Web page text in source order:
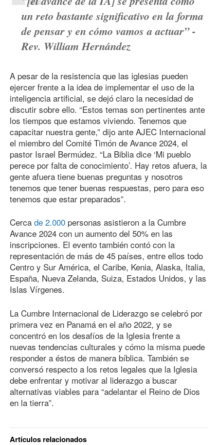
un reto bastante significativo en la forma
de pensar y en cómo vamos a actuar” -
Rev. William Hernández
A pesar de la resistencia que las iglesias pueden
ejercer frente a la idea de implementar el uso de la
inteligencia artificial, se dejó claro la necesidad de
discutir sobre ello. “Estos temas son pertinentes ante
los tiempos que estamos viviendo. Tenemos que
capacitar nuestra gente,” dijo ante AJEC Internacional
el miembro del Comité Timón de Avance 2024, el
pastor Israel Bermúdez. “La Biblia dice ‘Mi pueblo
perece por falta de conocimiento’. Hay retos afuera, la
gente afuera tiene buenas preguntas y nosotros
tenemos que tener buenas respuestas, pero para eso
tenemos que estar preparados”.
Cerca de 2.000 personas asistieron a la Cumbre
Avance 2024 con un aumento del 50% en las
inscripciones. El evento también contó con la
representación de más de 45 países, entre ellos todo
Centro y Sur América, el Caribe, Kenia, Alaska, Italia,
España, Nueva Zelanda, Suiza, Estados Unidos, y las
Islas Vírgenes.
La Cumbre Internacional de Liderazgo se celebró por
primera vez en Panamá en el año 2022, y se
concentró en los desafíos de la Iglesia frente a
nuevas tendencias culturales y cómo la misma puede
responder a éstos de manera bíblica. También se
conversó respecto a los retos legales que la Iglesia
debe enfrentar y motivar al liderazgo a buscar
alternativas viables para “adelantar el Reino de Dios
en la tierra”.
Artículos relacionados